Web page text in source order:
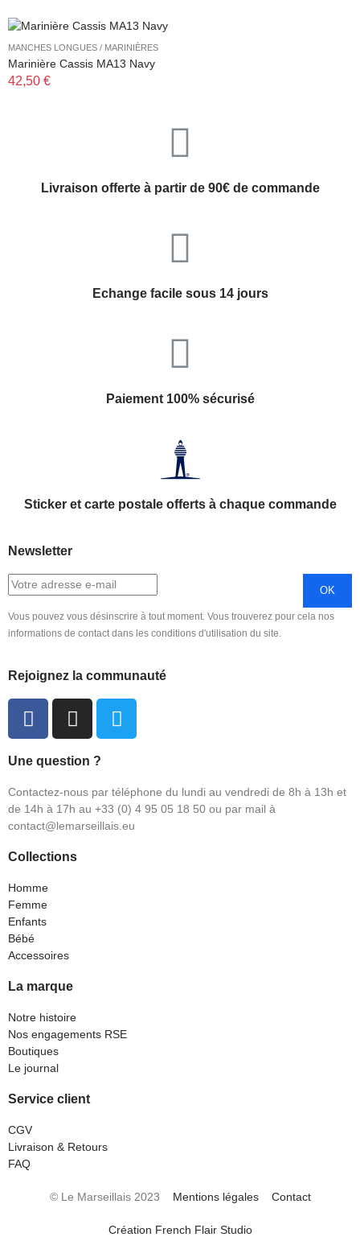
MANCHES LONGUES / MARINIÈRES
Marinière Cassis MA13 Navy
42,50 €
Livraison offerte à partir de 90€ de commande
Echange facile sous 14 jours
Paiement 100% sécurisé
Sticker et carte postale offerts à chaque commande
Newsletter
Vous pouvez vous désinscrire à tout moment. Vous trouverez pour cela nos
informations de contact dans les conditions d'utilisation du site.
Rejoignez la communauté
Une question ?
Contactez-nous par téléphone du lundi au vendredi de 8h à 13h et
de 14h à 17h au +33 (0) 4 95 05 18 50 ou par mail à
contact@lemarseillais.eu
Collections
Homme
Femme
Enfants
Bébé
Accessoires
La marque
Notre histoire
Nos engagements RSE
Boutiques
Le journal
Service client
CGV
Livraison & Retours
FAQ
© Le Marseillais 2023 Mentions légales Contact
Création French Flair Studio